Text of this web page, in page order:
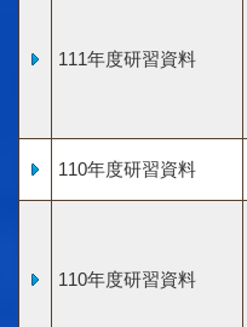
111年度研習資料
110年度研習資料
110年度研習資料